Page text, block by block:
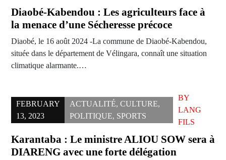
Diaobé-Kabendou : Les agriculteurs face à
la menace d’une Sécheresse précoce
Diaobé, le 16 août 2024 -La commune de Diaobé-Kabendou,
située dans le département de Vélingara, connaît une situation
climatique alarmante.…
FEBRUARY
13, 2023
ACTUALITÉ, CULTURE,
POLITIQUE, SPORTS
BY
LANG
FILS
Karantaba : Le ministre ALIOU SOW sera à
DIARENG avec une forte délégation